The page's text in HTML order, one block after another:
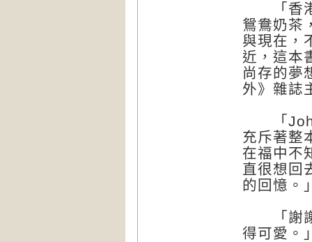
「香港
鴛鴦奶茶
與現在，
近，這本
尚存的夢
外》雜誌
「John
充斥著整
在福中不
直很想回
的回憶。
「謝謝
得可愛。